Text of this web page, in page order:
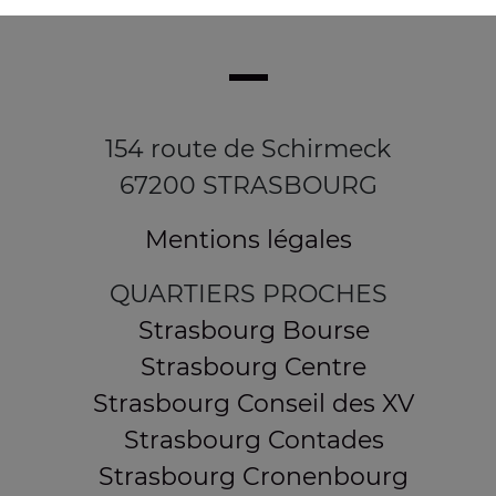
154 route de Schirmeck
67200 STRASBOURG
Mentions légales
QUARTIERS PROCHES
Strasbourg Bourse
Strasbourg Centre
Strasbourg Conseil des XV
Strasbourg Contades
Strasbourg Cronenbourg